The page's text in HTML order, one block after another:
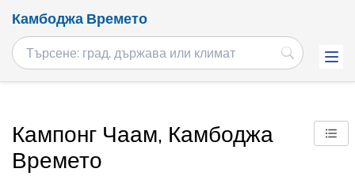
Камбоджа Времето
Кампонг Чаам, Камбоджа
Времето